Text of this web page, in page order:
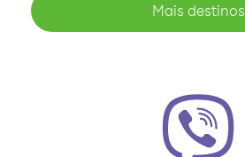
Mais destinos